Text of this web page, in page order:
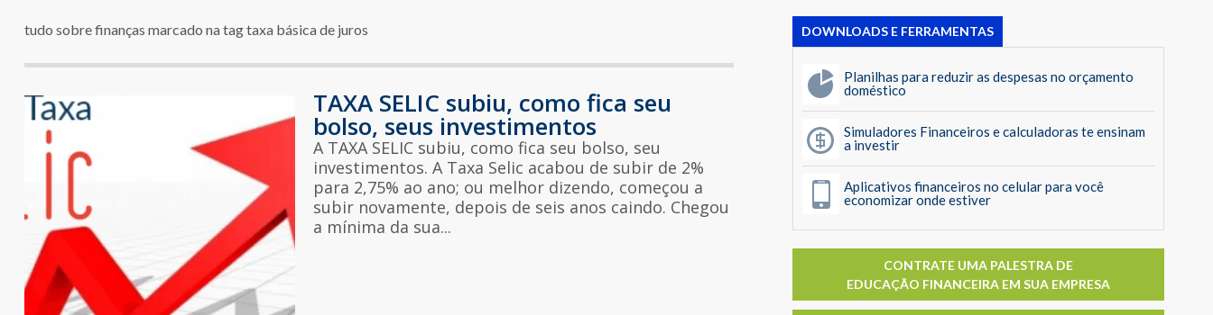
tudo sobre finanças marcado na tag taxa básica de juros
TAXA SELIC subiu, como fica seu
bolso, seus investimentos
A TAXA SELIC subiu, como fica seu bolso, seu
investimentos. A Taxa Selic acabou de subir de 2%
para 2,75% ao ano; ou melhor dizendo, começou a
subir novamente, depois de seis anos caindo. Chegou
a mínima da sua...
DOWNLOADS E FERRAMENTAS
Planilhas para reduzir as despesas no orçamento
doméstico
Simuladores Financeiros e calculadoras te ensinam
a investir
Aplicativos financeiros no celular para você
economizar onde estiver
CONTRATE UMA PALESTRA DE
EDUCAÇÃO FINANCEIRA EM SUA EMPRESA